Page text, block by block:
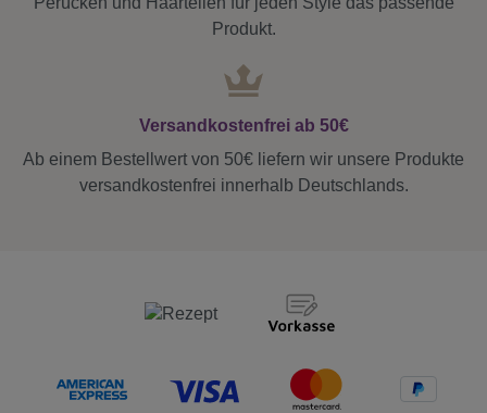
Produkt.
Versandkostenfrei ab 50€
Ab einem Bestellwert von 50€ liefern wir unsere Produkte
versandkostenfrei innerhalb Deutschlands.